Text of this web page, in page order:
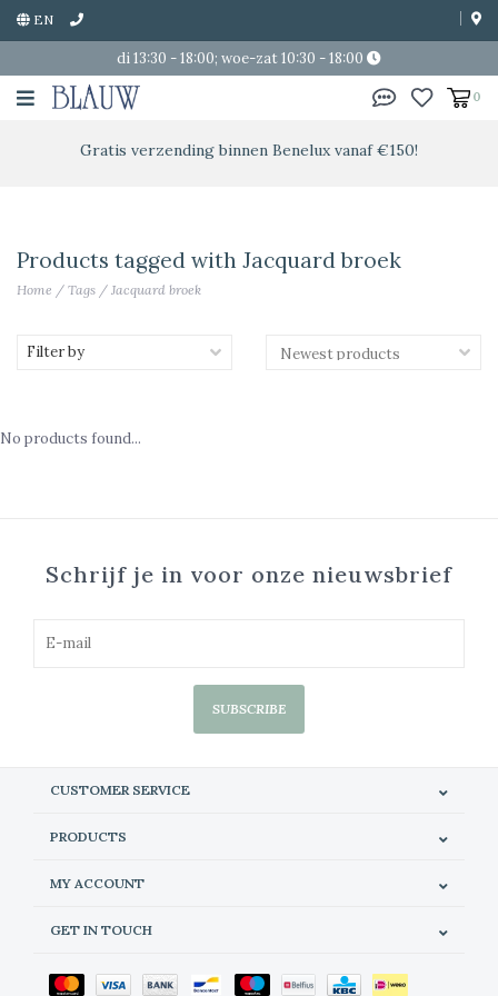
EN
di 13:30 - 18:00; woe-zat 10:30 - 18:00
0
Gratis verzending binnen Benelux vanaf €150!
Products tagged with Jacquard broek
Home / Tags / Jacquard broek
Filter by
No products found...
Schrijf je in voor onze nieuwsbrief
SUBSCRIBE
CUSTOMER SERVICE
PRODUCTS
MY ACCOUNT
GET IN TOUCH